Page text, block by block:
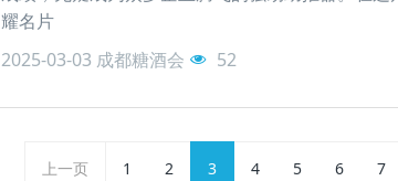
耀名片
2025-03-03 成都糖酒会 52
上一页 1 2 3 4 5 6 7